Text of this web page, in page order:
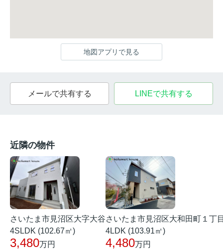
地図アプリで見る
メールで共有する LINEで共有する
近隣の物件
さいたま市見沼区大字大谷
4SLDK (102.67㎡)
3,480万円
さいたま市見沼区大和田町１丁
4LDK (103.91㎡)
4,480万円